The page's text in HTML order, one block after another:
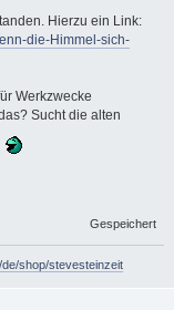
Hierzu ein Link:
die-Himmel-sich-
Werkzwecke
Sucht die alten
Gespeichert
shop/stevesteinzeit